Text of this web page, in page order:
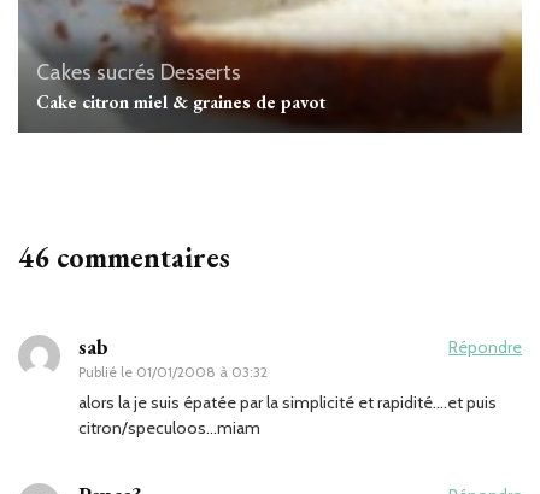
Cakes sucrés Desserts
Cake citron miel & graines de pavot
46 commentaires
sab
Publié le 01/01/2008 à 03:32
Répondre
alors la je suis épatée par la simplicité et rapidité….et puis
citron/speculoos…miam